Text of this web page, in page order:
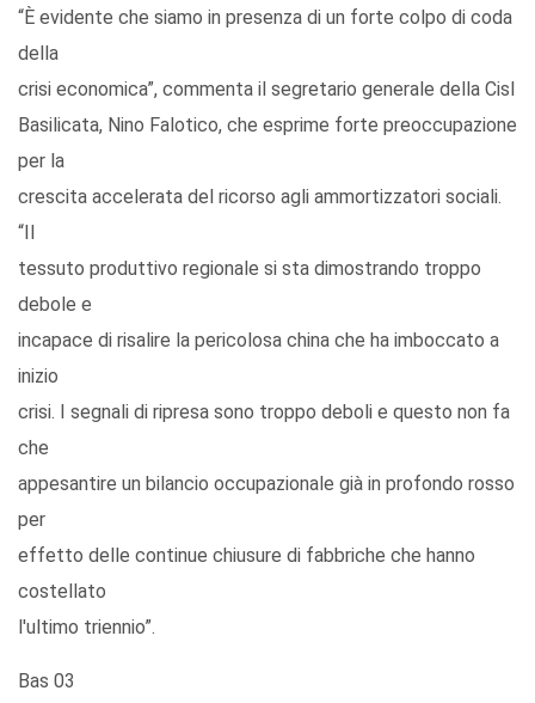
“È evidente che siamo in presenza di un forte colpo di coda
della
crisi economica”, commenta il segretario generale della Cisl
Basilicata, Nino Falotico, che esprime forte preoccupazione
per la
crescita accelerata del ricorso agli ammortizzatori sociali.
“Il
tessuto produttivo regionale si sta dimostrando troppo
debole e
incapace di risalire la pericolosa china che ha imboccato a
inizio
crisi. I segnali di ripresa sono troppo deboli e questo non fa
che
appesantire un bilancio occupazionale già in profondo rosso
per
effetto delle continue chiusure di fabbriche che hanno
costellato
l'ultimo triennio”.
Bas 03